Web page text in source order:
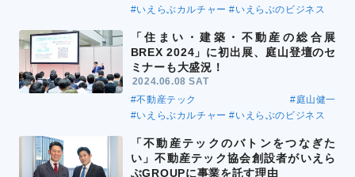
#いえらぶカルチャー #いえらぶのビジネス
「住まい・建築・不動産の総合展
BREX 2024」に初出展、庭山登壇のセ
ミナーも大盛況！
2024.06.08 SAT
#不動産テック
#庭山健一
#いえらぶカルチャー #いえらぶのビジネス
「不動産テックのバトンをつなぎた
い」不動産テック協会創設者がいえら
ぶGROUPに事業を託す理由